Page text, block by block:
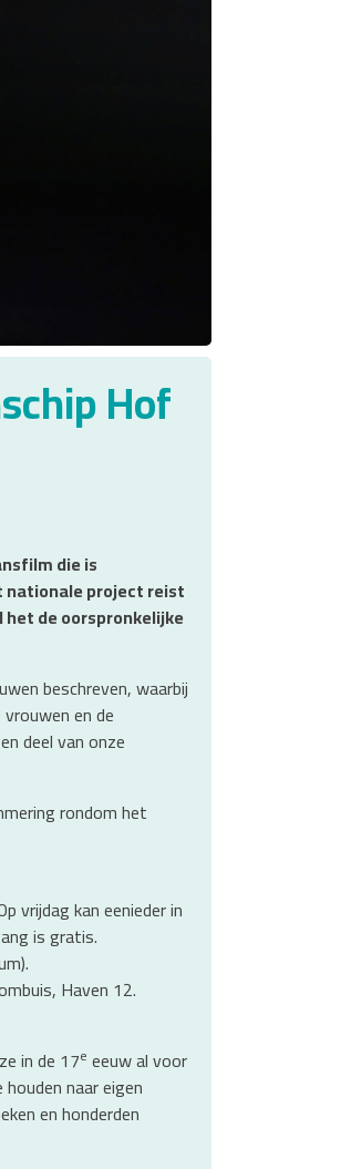
Hof
die is
nationale project reist
het de oorspronkelijke
beschreven, waarbij
en de
deel van onze
rondom het
vrijdag kan eenieder in
is gratis.
Haven 12.
in de 17e eeuw al voor
naar eigen
en honderden